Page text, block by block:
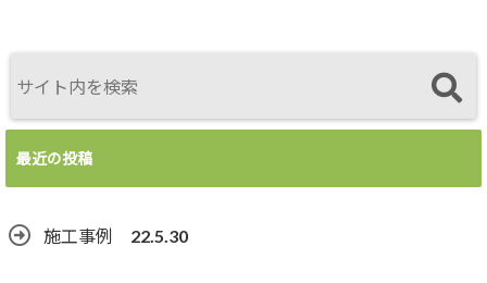
最近の投稿
施工事例 22.5.30